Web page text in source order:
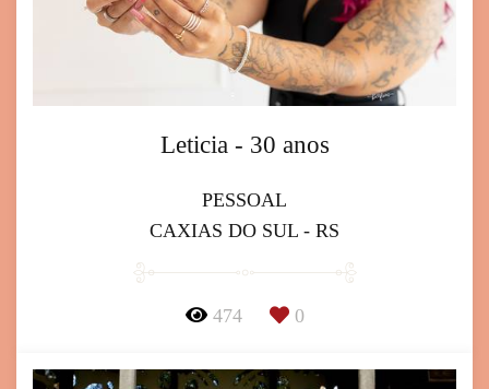
Leticia - 30 anos
PESSOAL
CAXIAS DO SUL - RS
474 0